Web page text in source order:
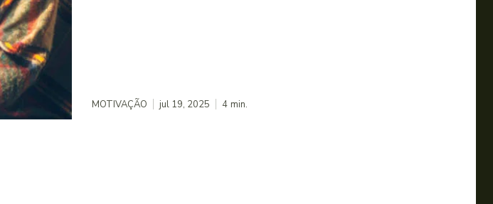
MOTIVAÇÃO jul 19, 2025 4 min.